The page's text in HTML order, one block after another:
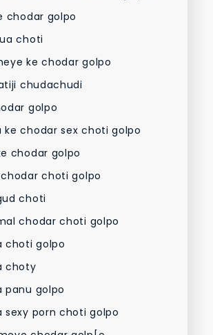
chodar golpo
choti
ke chodar golpo
chudachudi
golpo
ke chodar sex choti golpo
chodar golpo
choti golpo
choti
chodar choti golpo
choti golpo
choty
panu golpo
sexy porn choti golpo